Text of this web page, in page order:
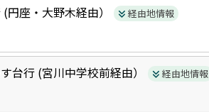
(円座・大野木経由） 経由地情報
台行 (宮川中学校前経由） 経由地情報